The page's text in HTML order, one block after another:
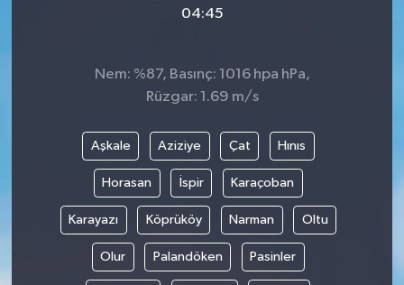
04:45
Nem: %87, Basınç: 1016 hpa hPa,
Rüzgar: 1.69 m/s
Aşkale Aziziye Çat Hınıs
Horasan İspir Karaçoban
Karayazı Köprüköy Narman Oltu
Olur Palandöken Pasinler